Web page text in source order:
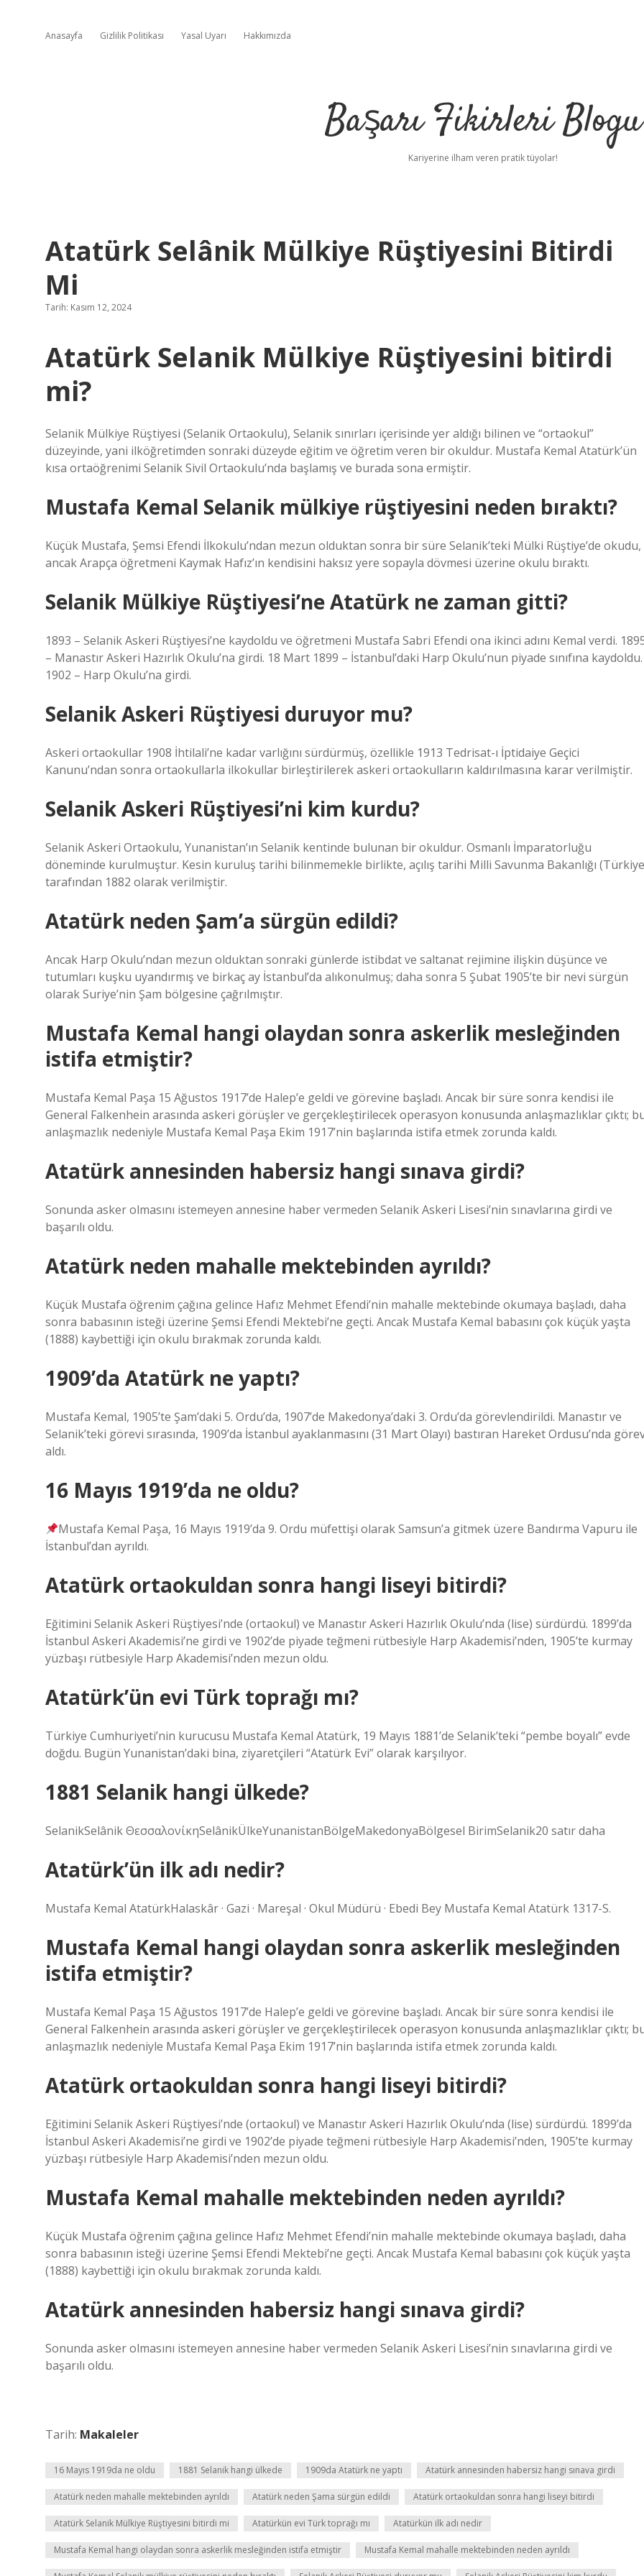
Anasayfa Gizlilik Politikası Yasal Uyarı Hakkımızda
Başarı Fikirleri Blogu
Kariyerine ilham veren pratik tüyolar!
Atatürk Selânik Mülkiye Rüştiyesini Bitirdi
Mi
Tarih: Kasım 12, 2024
Atatürk Selanik Mülkiye Rüştiyesini bitirdi
mi?
Selanik Mülkiye Rüştiyesi (Selanik Ortaokulu), Selanik sınırları içerisinde yer aldığı bilinen ve “ortaokul”
düzeyinde, yani ilköğretimden sonraki düzeyde eğitim ve öğretim veren bir okuldur. Mustafa Kemal Atatürk’ün
kısa ortaöğrenimi Selanik Sivil Ortaokulu’nda başlamış ve burada sona ermiştir.
Mustafa Kemal Selanik mülkiye rüştiyesini neden bıraktı?
Küçük Mustafa, Şemsi Efendi İlkokulu’ndan mezun olduktan sonra bir süre Selanik’teki Mülki Rüştiye’de okudu,
ancak Arapça öğretmeni Kaymak Hafız’ın kendisini haksız yere sopayla dövmesi üzerine okulu bıraktı.
Selanik Mülkiye Rüştiyesi’ne Atatürk ne zaman gitti?
1893 – Selanik Askeri Rüştiyesi’ne kaydoldu ve öğretmeni Mustafa Sabri Efendi ona ikinci adını Kemal verdi.
– Manastır Askeri Hazırlık Okulu’na girdi. 18 Mart 1899 – İstanbul’daki Harp Okulu’nun piyade sınıfına kaydoldu.
1902 – Harp Okulu’na girdi.
Selanik Askeri Rüştiyesi duruyor mu?
Askeri ortaokullar 1908 İhtilali’ne kadar varlığını sürdürmüş, özellikle 1913 Tedrisat-ı İptidaiye Geçici
Kanunu’ndan sonra ortaokullarla ilkokullar birleştirilerek askeri ortaokulların kaldırılmasına karar verilmiştir.
Selanik Askeri Rüştiyesi’ni kim kurdu?
Selanik Askeri Ortaokulu, Yunanistan’ın Selanik kentinde bulunan bir okuldur. Osmanlı İmparatorluğu
döneminde kurulmuştur. Kesin kuruluş tarihi bilinmemekle birlikte, açılış tarihi Milli Savunma Bakanlığı
tarafından 1882 olarak verilmiştir.
Atatürk neden Şam’a sürgün edildi?
Ancak Harp Okulu’ndan mezun olduktan sonraki günlerde istibdat ve saltanat rejimine ilişkin düşünce ve
tutumları kuşku uyandırmış ve birkaç ay İstanbul’da alıkonulmuş; daha sonra 5 Şubat 1905’te bir nevi sürgün
olarak Suriye’nin Şam bölgesine çağrılmıştır.
Mustafa Kemal hangi olaydan sonra askerlik mesleğinden
istifa etmiştir?
Mustafa Kemal Paşa 15 Ağustos 1917’de Halep’e geldi ve görevine başladı. Ancak bir süre sonra kendisi ile
General Falkenhein arasında askeri görüşler ve gerçekleştirilecek operasyon konusunda anlaşmazlıklar çıktı;
anlaşmazlık nedeniyle Mustafa Kemal Paşa Ekim 1917’nin başlarında istifa etmek zorunda kaldı.
Atatürk annesinden habersiz hangi sınava girdi?
Sonunda asker olmasını istemeyen annesine haber vermeden Selanik Askeri Lisesi’nin sınavlarına girdi ve
başarılı oldu.
Atatürk neden mahalle mektebinden ayrıldı?
Küçük Mustafa öğrenim çağına gelince Hafız Mehmet Efendi’nin mahalle mektebinde okumaya başladı, daha
sonra babasının isteği üzerine Şemsi Efendi Mektebi’ne geçti. Ancak Mustafa Kemal babasını çok küçük yaşta
(1888) kaybettiği için okulu bırakmak zorunda kaldı.
1909’da Atatürk ne yaptı?
Mustafa Kemal, 1905’te Şam’daki 5. Ordu’da, 1907’de Makedonya’daki 3. Ordu’da görevlendirildi. Manastır ve
Selanik’teki görevi sırasında, 1909’da İstanbul ayaklanmasını (31 Mart Olayı) bastıran Hareket Ordusu’nda
aldı.
16 Mayıs 1919’da ne oldu?
Mustafa Kemal Paşa, 16 Mayıs 1919’da 9. Ordu müfettişi olarak Samsun’a gitmek üzere Bandırma Vapuru ile
İstanbul’dan ayrıldı.
Atatürk ortaokuldan sonra hangi liseyi bitirdi?
Eğitimini Selanik Askeri Rüştiyesi’nde (ortaokul) ve Manastır Askeri Hazırlık Okulu’nda (lise) sürdürdü. 1899’da
İstanbul Askeri Akademisi’ne girdi ve 1902’de piyade teğmeni rütbesiyle Harp Akademisi’nden, 1905’te kurmay
yüzbaşı rütbesiyle Harp Akademisi’nden mezun oldu.
Atatürk’ün evi Türk toprağı mı?
Türkiye Cumhuriyeti’nin kurucusu Mustafa Kemal Atatürk, 19 Mayıs 1881’de Selanik’teki “pembe boyalı” evde
doğdu. Bugün Yunanistan’daki bina, ziyaretçileri “Atatürk Evi” olarak karşılıyor.
1881 Selanik hangi ülkede?
SelanikSelânik ΘεσσαλονίκηSelânikÜlkeYunanistanBölgeMakedonyaBölgesel BirimSelanik20 satır daha
Atatürk’ün ilk adı nedir?
Mustafa Kemal AtatürkHalaskâr · Gazi · Mareşal · Okul Müdürü · Ebedi Bey Mustafa Kemal Atatürk 1317-S.
Mustafa Kemal hangi olaydan sonra askerlik mesleğinden
istifa etmiştir?
Mustafa Kemal Paşa 15 Ağustos 1917’de Halep’e geldi ve görevine başladı. Ancak bir süre sonra kendisi ile
General Falkenhein arasında askeri görüşler ve gerçekleştirilecek operasyon konusunda anlaşmazlıklar çıktı;
anlaşmazlık nedeniyle Mustafa Kemal Paşa Ekim 1917’nin başlarında istifa etmek zorunda kaldı.
Atatürk ortaokuldan sonra hangi liseyi bitirdi?
Eğitimini Selanik Askeri Rüştiyesi’nde (ortaokul) ve Manastır Askeri Hazırlık Okulu’nda (lise) sürdürdü. 1899’da
İstanbul Askeri Akademisi’ne girdi ve 1902’de piyade teğmeni rütbesiyle Harp Akademisi’nden, 1905’te kurmay
yüzbaşı rütbesiyle Harp Akademisi’nden mezun oldu.
Mustafa Kemal mahalle mektebinden neden ayrıldı?
Küçük Mustafa öğrenim çağına gelince Hafız Mehmet Efendi’nin mahalle mektebinde okumaya başladı, daha
sonra babasının isteği üzerine Şemsi Efendi Mektebi’ne geçti. Ancak Mustafa Kemal babasını çok küçük yaşta
(1888) kaybettiği için okulu bırakmak zorunda kaldı.
Atatürk annesinden habersiz hangi sınava girdi?
Sonunda asker olmasını istemeyen annesine haber vermeden Selanik Askeri Lisesi’nin sınavlarına girdi ve
başarılı oldu.
Tarih: Makaleler
16 Mayıs 1919da ne oldu 1881 Selanik hangi ülkede 1909da Atatürk ne yaptı Atatürk annesinden habersiz hangi sınava girdi
Atatürk neden mahalle mektebinden ayrıldı Atatürk neden Şama sürgün edildi Atatürk ortaokuldan sonra hangi liseyi bitirdi
Atatürk Selanik Mülkiye Rüştiyesini bitirdi mi Atatürkün evi Türk toprağı mı Atatürkün ilk adı nedir
Mustafa Kemal hangi olaydan sonra askerlik mesleğinden istifa etmiştir Mustafa Kemal mahalle mektebinden neden ayrıldı